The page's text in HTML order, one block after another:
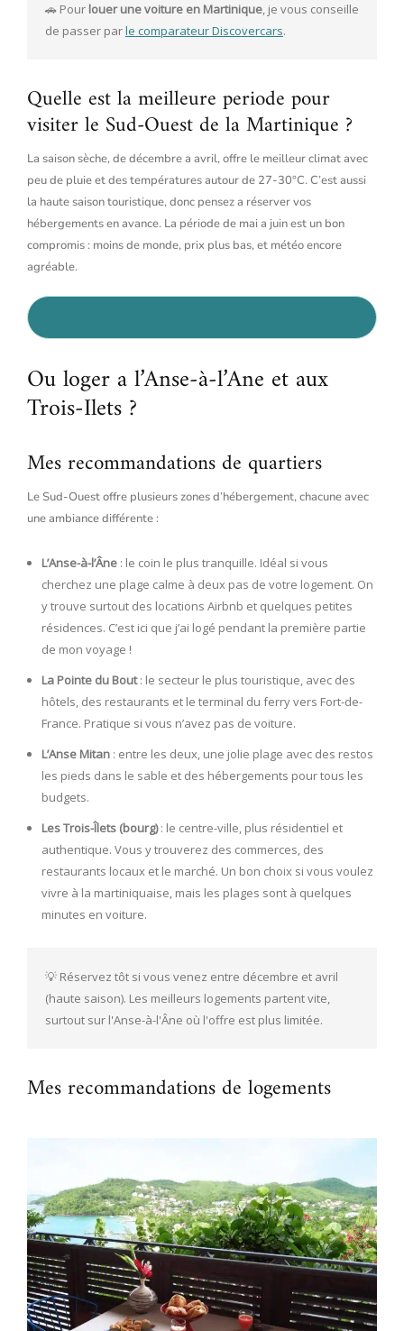
🚗 Pour louer une voiture en Martinique, je vous conseille
de passer par le comparateur Discovercars.
Quelle est la meilleure periode pour
visiter le Sud-Ouest de la Martinique ?
La saison sèche, de décembre a avril, offre le meilleur climat avec
peu de pluie et des températures autour de 27-30°C. C’est aussi
la haute saison touristique, donc pensez a réserver vos
hébergements en avance. La période de mai a juin est un bon
compromis : moins de monde, prix plus bas, et météo encore
agréable.
Ou loger a l’Anse-à-l’Ane et aux
Trois-Ilets ?
Mes recommandations de quartiers
Le Sud-Ouest offre plusieurs zones d’hébergement, chacune avec
une ambiance différente :
L’Anse-à-l’Âne : le coin le plus tranquille. Idéal si vous
cherchez une plage calme à deux pas de votre logement. On
y trouve surtout des locations Airbnb et quelques petites
résidences. C’est ici que j’ai logé pendant la première partie
de mon voyage !
La Pointe du Bout: le secteur le plus touristique, avec des
hôtels, des restaurants et le terminal du ferry vers Fort-de-
France. Pratique si vous n’avez pas de voiture.
L’Anse Mitan : entre les deux, une jolie plage avec des restos
les pieds dans le sable et des hébergements pour tous les
budgets.
Les Trois-Îlets (bourg): le centre-ville, plus résidentiel et
authentique. Vous y trouverez des commerces, des
restaurants locaux et le marché. Un bon choix si vous voulez
vivre à la martiniquaise, mais les plages sont à quelques
minutes en voiture.
💡 Réservez tôt si vous venez entre décembre et avril
(haute saison). Les meilleurs logements partent vite,
surtout sur l'Anse-à-l'Âne où l'offre est plus limitée.
Mes recommandations de logements